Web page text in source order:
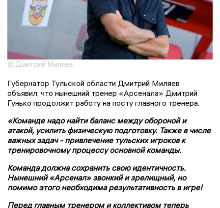
© Дмитрий Миляев
Губернатор Тульской области Дмитрий Миляев
объявил, что нынешний тренер «Арсенала» Дмитрий
Гунько продолжит работу на посту главного тренера.
«Команде надо найти баланс между обороной и
атакой, усилить физическую подготовку. Также в числе
важных задач - привлечение тульских игроков к
тренировочному процессу основной команды.
Команда должна сохранить свою идентичность.
Нынешний «Арсенал» звонкий и зрелищный, но
помимо этого необходима результативность в игре!
Перед главным тренером и коллективом теперь